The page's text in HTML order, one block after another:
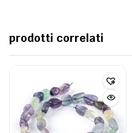
prodotti correlati